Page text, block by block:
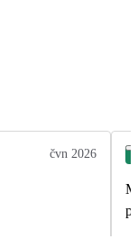
čvn 2026